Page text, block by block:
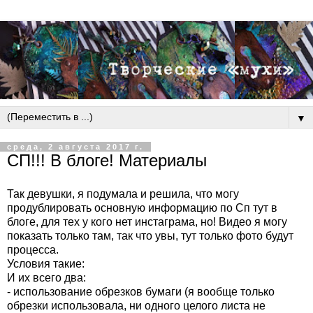
▼
среда, 2 августа 2017 г.
СП!!! В блоге! Материалы
Так девушки, я подумала и решила, что могу
продублировать основную информацию по Сп тут в
блоге, для тех у кого нет инстаграма, но! Видео я могу
показать только там, так что увы, тут только фото будут
процесса.
Условия такие:
И их всего два:
- использование обрезков бумаги (я вообще только
обрезки использовала, ни одного целого листа не